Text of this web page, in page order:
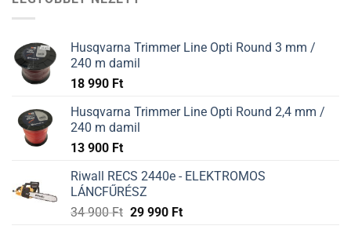
Husqvarna Trimmer Line Opti Round 3 mm /
240 m damil
18 990 Ft
Husqvarna Trimmer Line Opti Round 2,4 mm /
240 m damil
13 900 Ft
Riwall RECS 2440e - ELEKTROMOS
LÁNCFŰRÉSZ
34 900Ft 29 990 Ft